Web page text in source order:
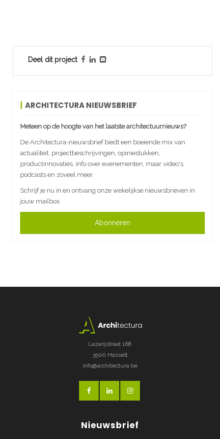
Deel dit project
ARCHITECTURA NIEUWSBRIEF
Meteen op de hoogte van het laatste architectuurnieuws?
De Architectura-nieuwsbrief biedt een boeiende mix van
actualiteit, projectbeschrijvingen, opiniestukken,
productinnovaties, info over evenementen, maar video's,
podcasts en zoveel meer.
Schrijf je nu in en ontvang onze wekelijkse nieuwsbrieven in
jouw mailbox.
Abonneren
Lazarijstraat 168
3500 Hasselt
info@architectura.be
Nieuwsbrief